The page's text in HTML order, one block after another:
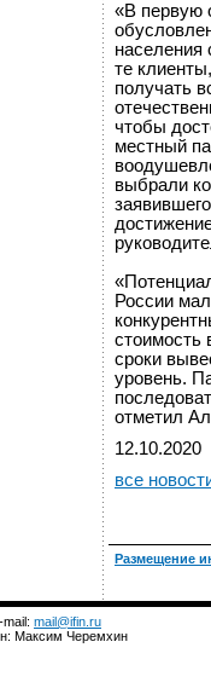
«В первую
населения
те
получать
чтобы
местный
выбрали
России
стоимость
сроки
уровень.
отметил
12.10.2020
все
Размещение
mail@ifin.ru
Максим Черемхин